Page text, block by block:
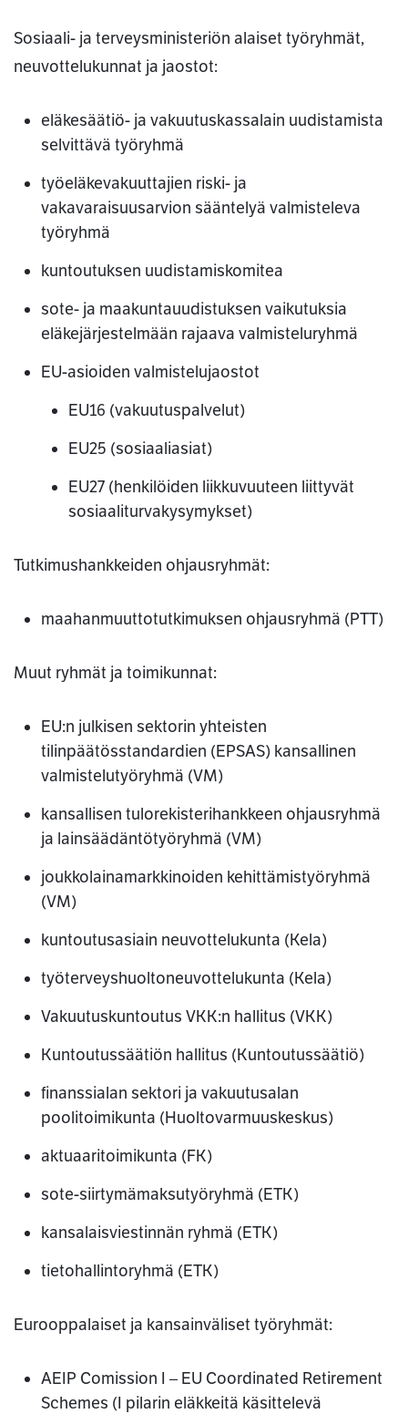
Sosiaali- ja terveysministeriön alaiset työryhmät,
neuvottelukunnat ja jaostot:
eläkesäätiö- ja vakuutuskassalain uudistamista
selvittävä työryhmä
työeläkevakuuttajien riski- ja
vakavaraisuusarvion sääntelyä valmisteleva
työryhmä
kuntoutuksen uudistamiskomitea
sote- ja maakuntauudistuksen vaikutuksia
eläkejärjestelmään rajaava valmisteluryhmä
EU-asioiden valmistelujaostot
EU16 (vakuutuspalvelut)
EU25 (sosiaaliasiat)
EU27 (henkilöiden liikkuvuuteen liittyvät
sosiaaliturvakysymykset)
Tutkimushankkeiden ohjausryhmät:
maahanmuuttotutkimuksen ohjausryhmä (PTT)
Muut ryhmät ja toimikunnat:
EU:n julkisen sektorin yhteisten
tilinpäätösstandardien (EPSAS) kansallinen
valmistelutyöryhmä (VM)
kansallisen tulorekisterihankkeen ohjausryhmä
ja lainsäädäntötyöryhmä (VM)
joukkolainamarkkinoiden kehittämistyöryhmä
(VM)
kuntoutusasiain neuvottelukunta (Kela)
työterveyshuoltoneuvottelukunta (Kela)
Vakuutuskuntoutus VKK:n hallitus (VKK)
Kuntoutussäätiön hallitus (Kuntoutussäätiö)
finanssialan sektori ja vakuutusalan
poolitoimikunta (Huoltovarmuuskeskus)
aktuaaritoimikunta (FK)
sote-siirtymämaksutyöryhmä (ETK)
kansalaisviestinnän ryhmä (ETK)
tietohallintoryhmä (ETK)
Eurooppalaiset ja kansainväliset työryhmät:
AEIP Comission I – EU Coordinated Retirement
Schemes (I pilarin eläkkeitä käsittelevä